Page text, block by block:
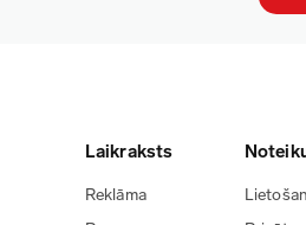
Laikraksts
Reklāma